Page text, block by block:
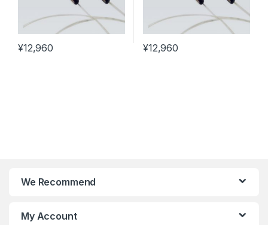
¥12,960 ¥12,960
We Recommend
My Account